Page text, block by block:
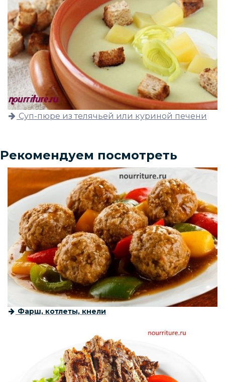
Суп-пюре из телячьей или куриной печени
Рекомендуем посмотреть
Фарш, котлеты, кнели